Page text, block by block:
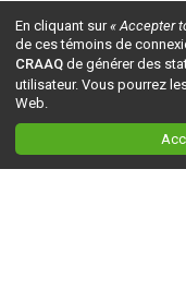
En cliquant sur« Accepter
de ces témoins de
CRAAQ de générer des
utilisateur. Vous pourrez
Web.